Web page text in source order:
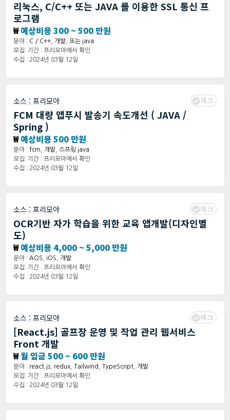
리눅스, C/C++ 또는 JAVA 를 이용한 SSL 통신 프
로그램
₩예상비용 300 ~ 500 만원
분야 : C / C++ 개발 또는 java
모집: 기간 : 프리모아에서 확인
수집 : 2024년 03월 12일
소스 : 프리모아 체크
FCM 대량 앱푸시 발송기 속도개선 ( JAVA /
Spring )
₩예상비용 500 만원
분야 : fcm 개발 스프링 java
모집: 기간 : 프리모아에서 확인
수집 : 2024년 03월 12일
소스 : 프리모아 체크
OCR기반 자가 학습을 위한 교육 앱개발(디자인별
도)
₩예상비용 4,000 ~ 5,000 만원
분야 : AOS iOS
개발
모집: 기간 : 프리모아에서 확인
수집 : 2024년 03월 12일
소스 : 프리모아 체크
[React.js] 골프장 운영 및 작업 관리 웹서비스
Front 개발
₩월 임금 500 ~ 600 만원
분야 : react.js redux Tailwind TypeScript
개발
모집: 기간 : 프리모아에서 확인
수집 : 2024년 03월 12일